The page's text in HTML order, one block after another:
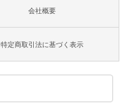
会社概要
特定商取引法に基づく表示